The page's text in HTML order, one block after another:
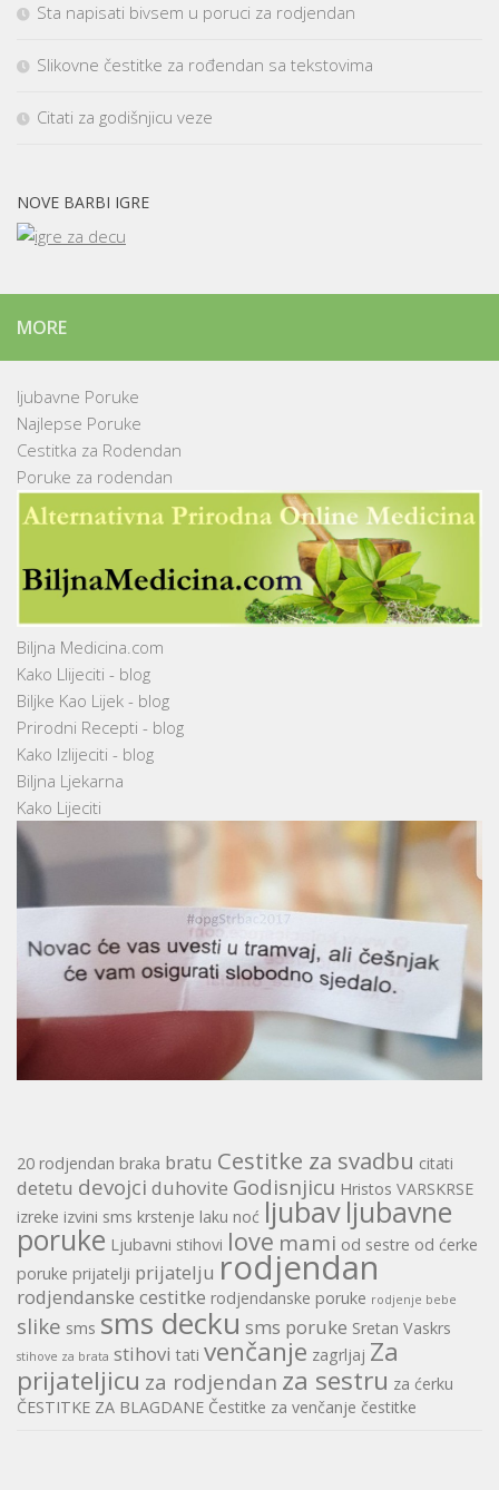
Sta napisati bivsem u poruci za rodjendan
Slikovne čestitke za rođendan sa tekstovima
Citati za godišnjicu veze
NOVE BARBI IGRE
MORE
ljubavne Poruke
Najlepse Poruke
Cestitka za Rodendan
Poruke za rodendan
Biljna Medicina.com
Kako Llijeciti - blog
Biljke Kao Lijek - blog
Prirodni Recepti - blog
Kako Izlijeciti - blog
Biljna Ljekarna
Kako Lijeciti
20 rodjendan braka bratu Cestitke za svadbu citati
detetu devojci duhovite Godisnjicu Hristos VARSKRSE
izreke izvini sms krstenje laku noć ljubavljubavne
poruke Ljubavni stihovi love mami od sestre od ćerke
poruke prijatelji prijatelju rodjendan
rodjendanske cestitke rodjendanske poruke rodjenje bebe
slike sms sms decku sms poruke Sretan Vaskrs
stihove za brata stihovi tati venčanje zagrljaj Za
prijateljicu za rodjendan za sestru za ćerku
ČESTITKE ZA BLAGDANE Čestitke za venčanje čestitke